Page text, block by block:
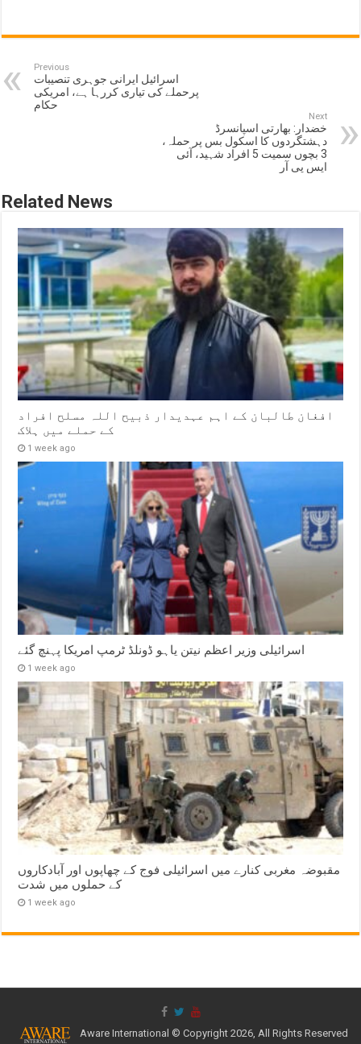
Previous
اسرائیل ایرانی جوہری تنصیبات
پرحملے کی تیاری کررہا ہے، امریکی
حکام
Next
خضدار: بھارتی اسپانسرڈ
دہشتگردوں کا اسکول بس پر حملہ،
3 بچوں سمیت 5 افراد شہید، آئی
ایس پی آر
Related News
افغان طالبان کے اہم عہدیدار ذبیح اللہ مسلح افراد
کے حملے میں ہلاک
1 week ago
اسرائیلی وزیر اعظم نیتن یاہو ڈونلڈ ٹرمپ امریکا پہنچ گئے
1 week ago
مقبوضہ مغربی کنارے میں اسرائیلی فوج کے چھاپوں اور آبادکاروں
کے حملوں میں شدت
1 week ago
Aware International © Copyright 2026, All Rights Reserved